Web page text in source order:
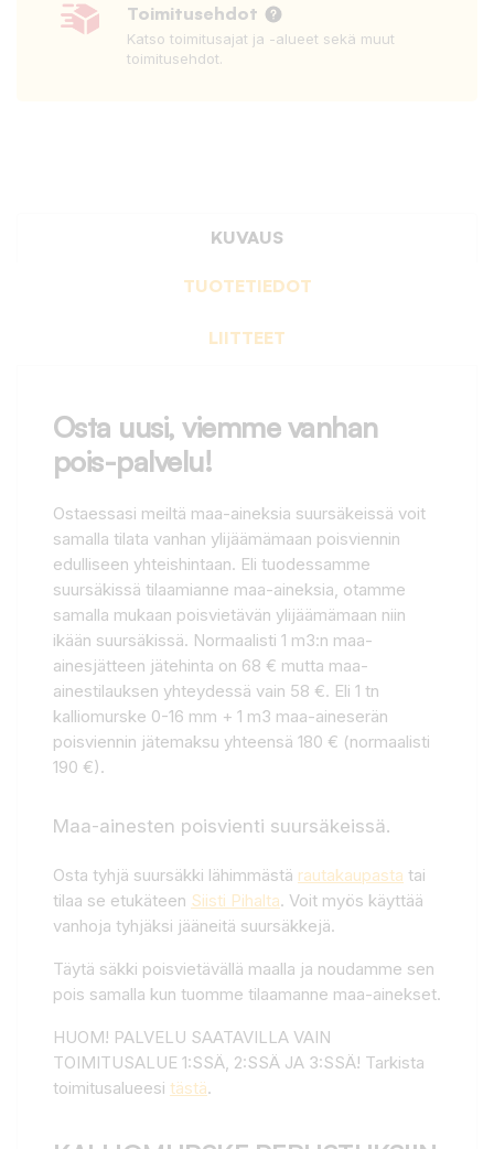
Toimitusehdot
Katso toimitusajat ja -alueet sekä muut
toimitusehdot.
KUVAUS
TUOTETIEDOT
LIITTEET
Osta uusi, viemme vanhan
pois-palvelu!
Ostaessasi meiltä maa-aineksia suursäkeissä voit
samalla tilata vanhan ylijäämämaan poisviennin
edulliseen yhteishintaan. Eli tuodessamme
suursäkissä tilaamianne maa-aineksia, otamme
samalla mukaan poisvietävän ylijäämämaan niin
ikään suursäkissä. Normaalisti 1 m3:n maa-
ainesjätteen jätehinta on 68 € mutta maa-
ainestilauksen yhteydessä vain 58 €. Eli 1 tn
kalliomurske 0-16 mm + 1 m3 maa-aineserän
poisviennin jätemaksu yhteensä 180 € (normaalisti
190 €).
Maa-ainesten poisvienti suursäkeissä.
Osta tyhjä suursäkki lähimmästä rautakaupasta tai
tilaa se etukäteen Siisti Pihalta. Voit myös käyttää
vanhoja tyhjäksi jääneitä suursäkkejä.
Täytä säkki poisvietävällä maalla ja noudamme sen
pois samalla kun tuomme tilaamanne maa-ainekset.
HUOM! PALVELU SAATAVILLA VAIN
TOIMITUSALUE 1:SSÄ, 2:SSÄ JA 3:SSÄ! Tarkista
toimitusalueesi tästä.